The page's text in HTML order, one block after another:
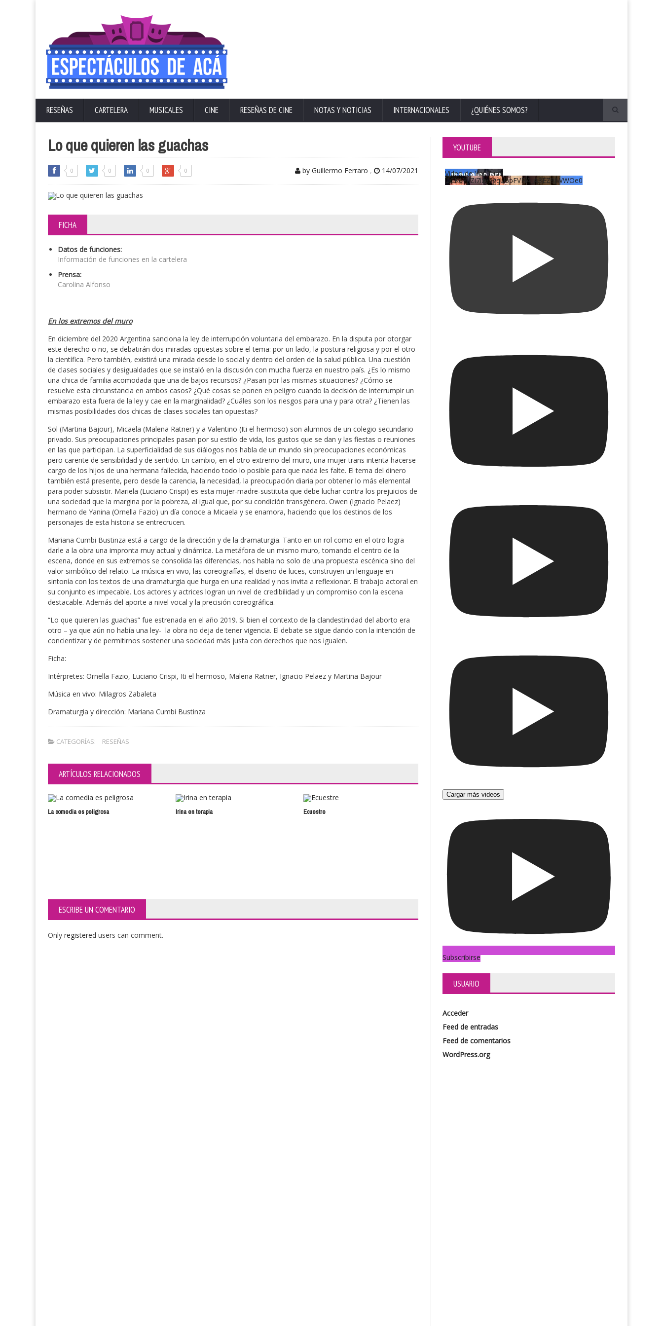
RESEÑAS CARTELERA MUSICALES CINE RESEÑAS DE CINE NOTAS Y NOTICIAS INTERNACIONALES ¿QUIÉNES SOMOS?
Lo que quieren las guachas
0 0 0 0 by Guillermo Ferraro , 14/07/2021
FICHA
Datos de funciones:
Información de funciones en la cartelera
Prensa:
Carolina Alfonso
En los extremos del muro
En diciembre del 2020 Argentina sanciona la ley de interrupción voluntaria del embarazo. En la disputa por otorgar
este derecho o no, se debatirán dos miradas opuestas sobre el tema: por un lado, la postura religiosa y por el otro
la científica. Pero también, existirá una mirada desde lo social y dentro del orden de la salud pública. Una cuestión
de clases sociales y desigualdades que se instaló en la discusión con mucha fuerza en nuestro país. ¿Es lo mismo
una chica de familia acomodada que una de bajos recursos? ¿Pasan por las mismas situaciones? ¿Cómo se
resuelve esta circunstancia en ambos casos? ¿Qué cosas se ponen en peligro cuando la decisión de interrumpir un
embarazo esta fuera de la ley y cae en la marginalidad? ¿Cuáles son los riesgos para una y para otra? ¿Tienen las
mismas posibilidades dos chicas de clases sociales tan opuestas?
Sol (Martina Bajour), Micaela (Malena Ratner) y a Valentino (Iti el hermoso) son alumnos de un colegio secundario
privado. Sus preocupaciones principales pasan por su estilo de vida, los gustos que se dan y las fiestas o reuniones
en las que participan. La superficialidad de sus diálogos nos habla de un mundo sin preocupaciones económicas
pero carente de sensibilidad y de sentido. En cambio, en el otro extremo del muro, una mujer trans intenta hacerse
cargo de los hijos de una hermana fallecida, haciendo todo lo posible para que nada les falte. El tema del dinero
también está presente, pero desde la carencia, la necesidad, la preocupación diaria por obtener lo más elemental
para poder subsistir. Mariela (Luciano Crispi) es esta mujer-madre-sustituta que debe luchar contra los prejuicios de
una sociedad que la margina por la pobreza, al igual que, por su condición transgénero. Owen (Ignacio Pelaez)
hermano de Yanina (Ornella Fazio) un día conoce a Micaela y se enamora, haciendo que los destinos de los
personajes de esta historia se entrecrucen.
Mariana Cumbi Bustinza está a cargo de la dirección y de la dramaturgia. Tanto en un rol como en el otro logra
darle a la obra una impronta muy actual y dinámica. La metáfora de un mismo muro, tomando el centro de la
escena, donde en sus extremos se consolida las diferencias, nos habla no solo de una propuesta escénica sino del
valor simbólico del relato. La música en vivo, las coreografías, el diseño de luces, construyen un lenguaje en
sintonía con los textos de una dramaturgia que hurga en una realidad y nos invita a reflexionar. El trabajo actoral en
su conjunto es impecable. Los actores y actrices logran un nivel de credibilidad y un compromiso con la escena
destacable. Además del aporte a nivel vocal y la precisión coreográfica.
“Lo que quieren las guachas” fue estrenada en el año 2019. Si bien el contexto de la clandestinidad del aborto era
otro – ya que aún no había una ley- la obra no deja de tener vigencia. El debate se sigue dando con la intención de
concientizar y de permitirnos sostener una sociedad más justa con derechos que nos igualen.
Ficha:
Intérpretes: Ornella Fazio, Luciano Crispi, Iti el hermoso, Malena Ratner, Ignacio Pelaez y Martina Bajour
Música en vivo: Milagros Zabaleta
Dramaturgia y dirección: Mariana Cumbi Bustinza
CATEGORÍAS: RESEÑAS
ARTÍCULOS RELACIONADOS
La comedia es peligrosa Irina en terapia Ecuestre
La conducta de los pájaros El Reino de Maria Elena
ESCRIBE UN COMENTARIO
Only registered users can comment.
YOUTUBE
Vídeo de YouTube
UCKqYjiZi7lzy6gqU6pFVFiA_A3EZ9JWWOe0
Cargar más videos
Subscribirse
USUARIO
Acceder
Feed de entradas
Feed de comentarios
WordPress.org